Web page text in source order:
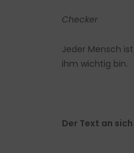
Checker
Jeder Mensch
ihm wichtig bin.
Der Text an sich